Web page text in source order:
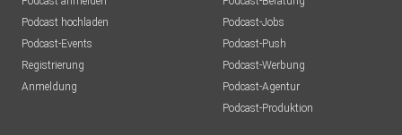
Podcast hochladen
Podcast-Events
Registrierung
Anmeldung
Podcast-Jobs
Podcast-Push
Podcast-Werbung
Podcast-Agentur
Podcast-Produktion